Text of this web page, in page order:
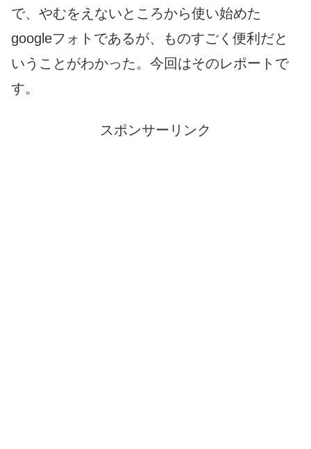
で、やむをえないところから使い始めた
googleフォトであるが、ものすごく便利だと
いうことがわかった。今回はそのレポートで
す。
スポンサーリンク